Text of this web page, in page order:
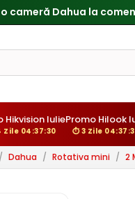
Hikvision Iulie
Zile 04:37:29
Promo Hilook
⏱ 3 Zile
/ Dahua / Rotativa mini / 2